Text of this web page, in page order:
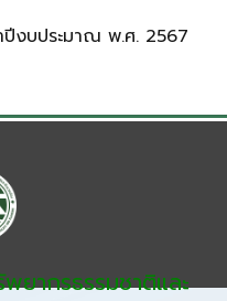
ปีงบประมาณ พ.ศ. 2567
ยากรธรรมชาติและ